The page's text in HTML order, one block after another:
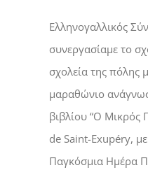
Ελληνογαλλικός
συνεργασίαμε το
σχολεία της πόλης
μαραθώνιο
βιβλίου “Ο Μικρός
de Saint-Exupéry,
Παγκόσμια Ημέρα